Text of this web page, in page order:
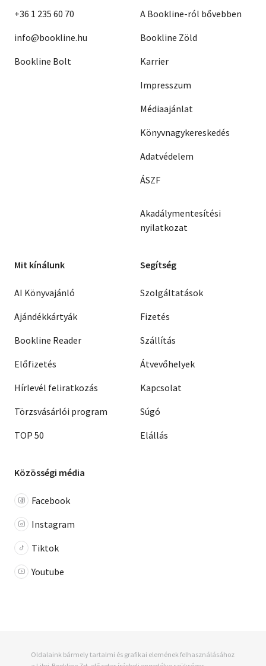
+36 1 235 60 70
info@bookline.hu
Bookline Bolt
A Bookline-ról bővebben
Bookline Zöld
Karrier
Impresszum
Médiaajánlat
Könyvnagykereskedés
Adatvédelem
ÁSZF
Akadálymentesítési
nyilatkozat
Mit kínálunk
AI Könyvajánló
Ajándékkártyák
Bookline Reader
Előfizetés
Hírlevél feliratkozás
Törzsvásárlói program
TOP 50
Segítség
Szolgáltatások
Fizetés
Szállítás
Átvevőhelyek
Kapcsolat
Súgó
Elállás
Közösségi média
Facebook
Instagram
Tiktok
Youtube
Oldalaink bármely tartalmi és grafikai elemének felhasználásához